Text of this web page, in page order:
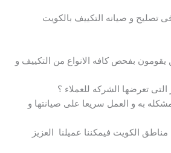
تصليح و صيانه التكييف بالكويت
يقومون بفحص كافه الانواع من التكييف و
تعرضها الشركه للعملاء ؟
به و العمل سريعا على صيانتها و
الكويت فيمكننا عميلنا العزيز